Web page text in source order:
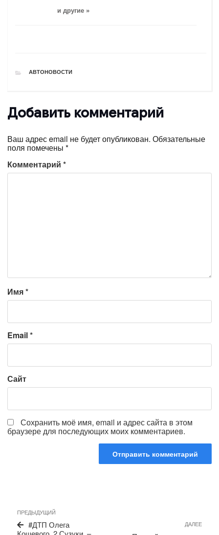
и другие »
РУБРИКИ
АВТОНОВОСТИ
Добавить комментарий
Ваш адрес email не будет опубликован. Обязательные
поля помечены *
Комментарий *
Имя*
Email*
Сайт
Сохранить моё имя, email и адрес сайта в этом
браузере для последующих моих комментариев.
по
записям
Предыдущая
запись
ПРЕДЫДУЩИЙ
#ДТП Олега
ДАЛЕЕ